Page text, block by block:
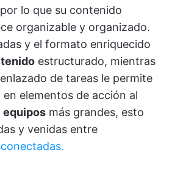
lo que su contenido
organizable y organizado.
y el formato enriquecido
estructurado, mientras
de tareas le permite
elementos de acción al
equipos más grandes, esto
y venidas entre